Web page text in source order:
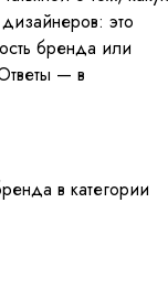
это
бренда или
— в
в категории